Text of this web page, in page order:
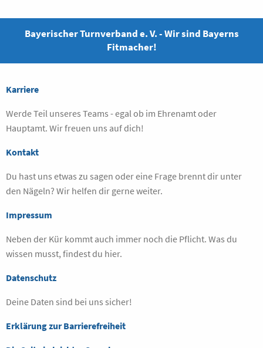
Bayerischer Turnverband e. V. - Wir sind Bayerns
Fitmacher!
Karriere
Werde Teil unseres Teams - egal ob im Ehrenamt oder
Hauptamt. Wir freuen uns auf dich!
Kontakt
Du hast uns etwas zu sagen oder eine Frage brennt dir unter
den Nägeln? Wir helfen dir gerne weiter.
Impressum
Neben der Kür kommt auch immer noch die Pflicht. Was du
wissen musst, findest du hier.
Datenschutz
Deine Daten sind bei uns sicher!
Erklärung zur Barrierefreiheit